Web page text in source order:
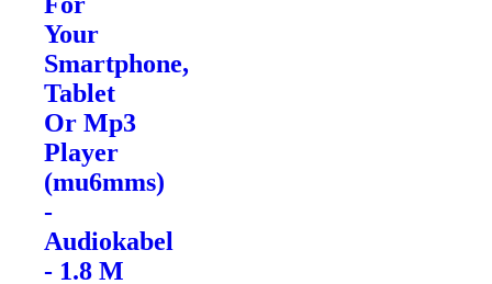
Your
Smartphone,
Tablet
Or Mp3
Player
(mu6mms)
-
Audiokabel
- 1.8 M